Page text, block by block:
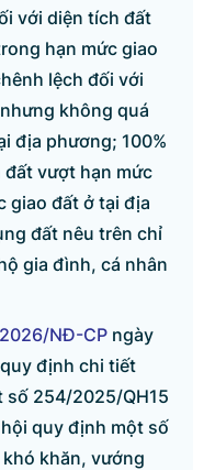
với diện tích đất
hạn mức giao
lệch đối với
không quá
địa phương; 100%
vượt hạn mức
giao đất ở tại địa
đất nêu trên chỉ
gia đình, cá nhân
NĐ-CP ngày
định chi tiết
số 254/2025/QH15
quy định một số
khăn, vướng